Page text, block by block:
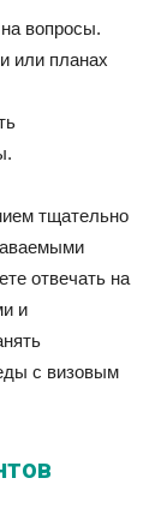
вопросы.
или планах
тщательно
отвечать на
и
с визовым